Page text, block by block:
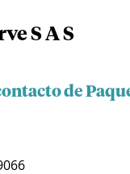
S A S
de